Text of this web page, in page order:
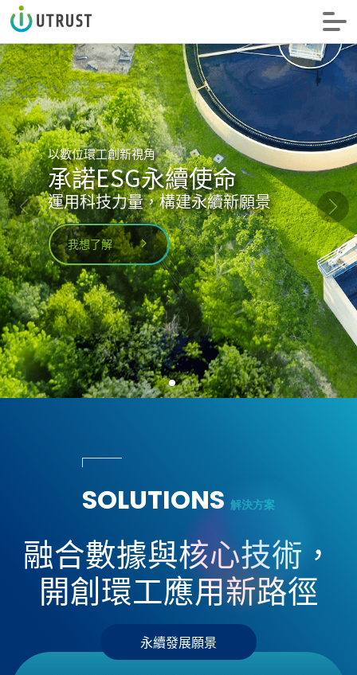
以數位環工創新視角
承諾ESG永續使命
運用科技力量，構建永續新願景
我想了解
值得信賴
我想了解
SOLUTIONS 解決方案
融合數據與核心技術，
開創環工應用新路徑
永續發展願景